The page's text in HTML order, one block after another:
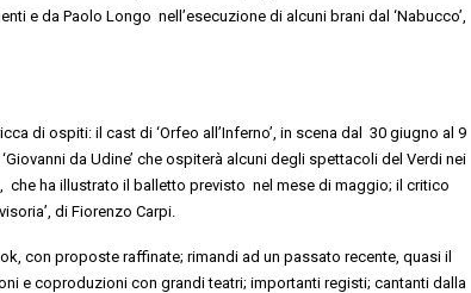
e da Paolo Longo nell’esecuzione di alcuni brani dal ‘Nabucco’,
di ospiti: il cast di ‘Orfeo all’Inferno’, in scena dal 30 giugno al 9
da Udine’ che ospiterà alcuni degli spettacoli del Verdi nei
, che ha illustrato il balletto previsto nel mese di maggio; il critico
, di Fiorenzo Carpi.
con proposte raffinate; rimandi ad un passato recente, quasi il
e coproduzioni con grandi teatri; importanti registi; cantanti dalla